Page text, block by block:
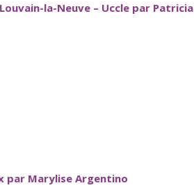
la-Neuve – Uccle par Patricia
par Marylise Argentino